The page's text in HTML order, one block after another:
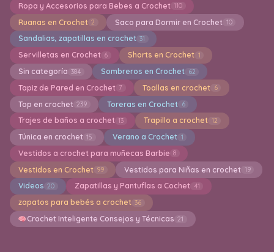
Ropa y Accesorios para Bebes a Crochet 110
Ruanas en Crochet 2 Saco para Dormir en Crochet 10
Sandalias, zapatillas en crochet 31
Servilletas en Crochet 6 Shorts en Crochet 1
Sin categoría 384 Sombreros en Crochet 62
Tapiz de Pared en Crochet 7 Toallas en crochet 6
Top en crochet 239 Toreras en Crochet 6
Trajes de baños a crochet 13 Trapillo a crochet 12
Túnica en crochet 15 Verano a Crochet 1
Vestidos a crochet para muñecas Barbie 8
Vestidos en Crochet 99 Vestidos para Niñas en crochet 19
Videos 20 Zapatillas y Pantuflas a Cochet 41
zapatos para bebés a crochet 36
Crochet Inteligente Consejos y Técnicas 21